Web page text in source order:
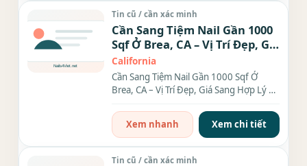
Tin cũ / cần xác minh
Cần Sang Tiệm Nail Gần 1000
Sqf Ở Brea, CA – Vị Trí Đẹp, Giá
Sang Hợp Lý
California
Cần Sang Tiệm Nail Gần 1000 Sqf Ở
Brea, CA – Vị Trí Đẹp, Giá Sang Hợp Lý Cơ
Xem nhanh
Xem chi tiết
Tin cũ / cần xác minh